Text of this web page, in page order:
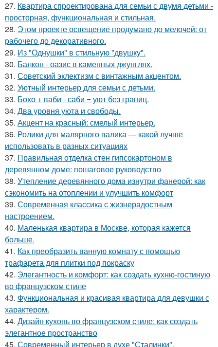
27. Квартира спроектирована для семьи с двумя детьми -
просторная, функциональная и стильная.
28. Этом проекте освещение продумано до мелочей: от
рабочего до декоративного.
29. Из "Однушки" в стильную "двушку".
30. Балкон - оазис в каменных джунглях.
31. Советский эклектизм с винтажным акцентом.
32. Уютный интерьер для семьи с детьми.
33. Бохо + ваби - саби = уют без границ.
34. Два уровня уюта и свободы.
35. Акцент на красный: смелый интерьер.
36. Ролики для малярного валика — какой лучше
использовать в разных ситуациях
37. Правильная отделка стен гипсокартоном в
деревянном доме: пошаговое руководство
38. Утепление деревянного дома изнутри фанерой: как
сэкономить на отоплении и улучшить комфорт
39. Современная классика с жизнерадостным
настроением.
40. Маленькая квартира в Москве, которая кажется
больше.
41. Как преобразить ванную комнату с помощью
трафарета для плитки под покраску
42. Элегантность и комфорт: как создать кухню-гостиную
во французском стиле
43. Функциональная и красивая квартира для девушки с
характером.
44. Дизайн кухонь во французском стиле: как создать
элегантное пространство
45. Современный интерьер в духе "Сталинки".